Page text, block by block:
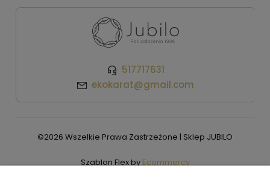
517717631
ekokarat@gmail.com
©2026 Wszelkie Prawa Zastrzeżone | Sklep JUBILO
Szablon Flex byEcommercy